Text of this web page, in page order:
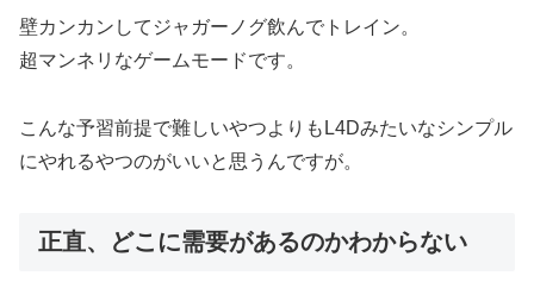
壁カンカンしてジャガーノグ飲んでトレイン。
超マンネリなゲームモードです。
こんな予習前提で難しいやつよりもL4Dみたいなシンプル
にやれるやつのがいいと思うんですが。
正直、どこに需要があるのかわからない